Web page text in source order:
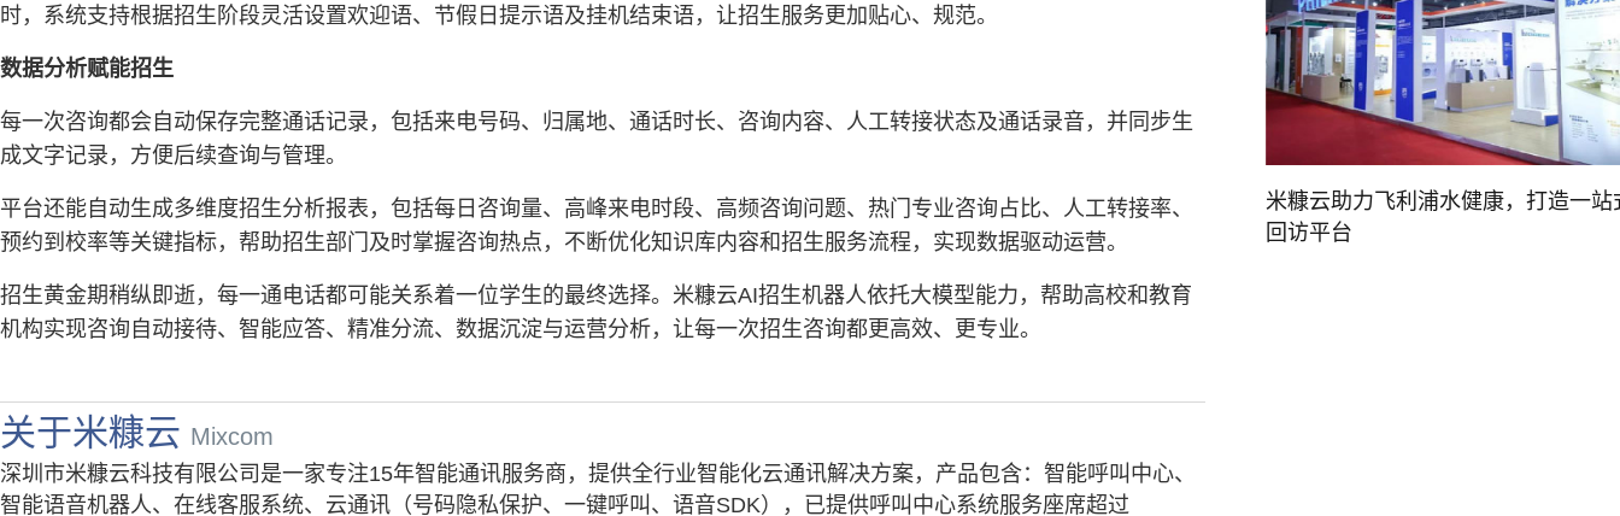
时，系统支持根据招生阶段灵活设置欢迎语、节假日提示语及挂机结束语，让招生服务更加贴心、规范。
数据分析赋能招生
每一次咨询都会自动保存完整通话记录，包括来电号码、归属地、通话时长、咨询内容、人工转接状态及通话录音，并同步生
成文字记录，方便后续查询与管理。
平台还能自动生成多维度招生分析报表，包括每日咨询量、高峰来电时段、高频咨询问题、热门专业咨询占比、人工转接率、
预约到校率等关键指标，帮助招生部门及时掌握咨询热点，不断优化知识库内容和招生服务流程，实现数据驱动运营。
招生黄金期稍纵即逝，每一通电话都可能关系着一位学生的最终选择。米糠云AI招生机器人依托大模型能力，帮助高校和教育
机构实现咨询自动接待、智能应答、精准分流、数据沉淀与运营分析，让每一次招生咨询都更高效、更专业。
关于米糠云 Mixcom
深圳市米糠云科技有限公司是一家专注15年智能通讯服务商，提供全行业智能化云通讯解决方案，产品包含：智能呼叫中心、
智能语音机器人、在线客服系统、云通讯（号码隐私保护、一键呼叫、语音SDK），已提供呼叫中心系统服务座席超过
米糠云助力飞利浦水健康，打造一站
回访平台